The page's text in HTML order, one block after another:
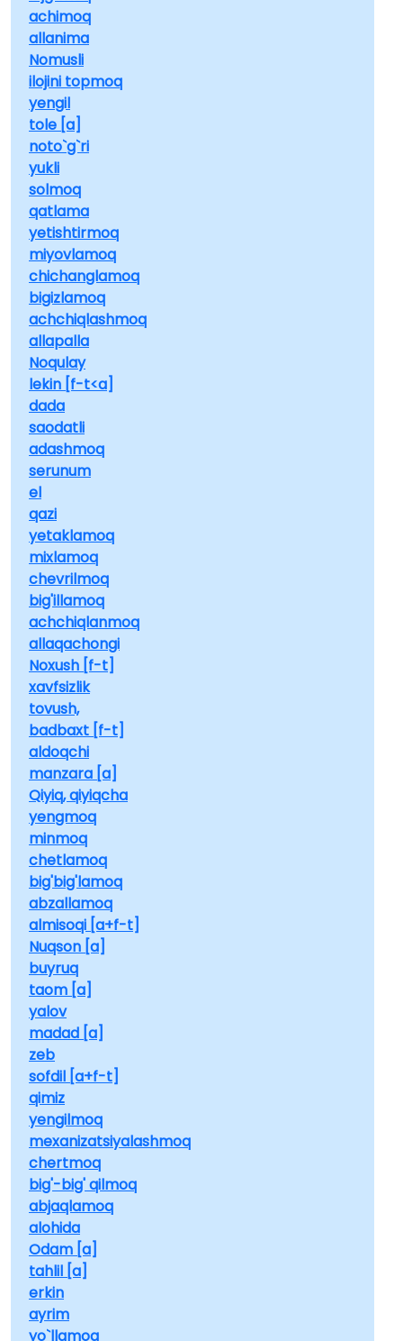
achimoq
allanima
Nomusli
ilojini topmoq
yengil
tole [a]
noto`g`ri
yukli
solmoq
qatlama
yetishtirmoq
miyovlamoq
chichanglamoq
bigizlamoq
achchiqlashmoq
allapalla
Noqulay
lekin [f-t<a]
dada
saodatli
adashmoq
serunum
el
qazi
yetaklamoq
mixlamoq
chevrilmoq
big'illamoq
achchiqlanmoq
allaqachongi
Noxush [f-t]
xavfsizlik
tovush,
badbaxt [f-t]
aldoqchi
manzara [a]
Qiyiq, qiyiqcha
yengmoq
minmoq
chetlamoq
big'big'lamoq
abzallamoq
almisoqi [a+f-t]
Nuqson [a]
buyruq
taom [a]
yalov
madad [a]
zeb
sofdil [a+f-t]
qimiz
yengilmoq
mexanizatsiyalashmoq
chertmoq
big'-big' qilmoq
abjaqlamoq
alohida
Odam [a]
tahlil [a]
erkin
ayrim
yo`llamoq